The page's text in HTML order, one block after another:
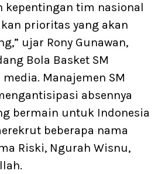
kepentingan tim nasional
prioritas yang akan
ujar Rony Gunawan,
Bola Basket SM
Manajemen SM
absennya
bermain untuk Indonesia
beberapa nama
Riski, Ngurah Wisnu,